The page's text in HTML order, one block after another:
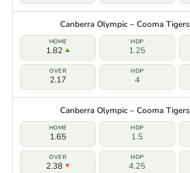
Canberra Olympic – Cooma Tigers
1.82 1.25
2.17 4
Canberra Olympic – Cooma Tigers
1.65 1.5
2.38 4.25